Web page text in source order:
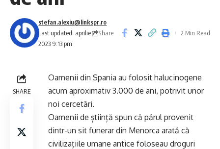
Last updated: aprilie 7,
2023 9:13 pm
stefan.alexiu@linkspr.ro
Share
2 Min Read
SHARE
Oamenii din Spania au folosit halucinogene
acum aproximativ 3.000 de ani, potrivit unor
noi cercetări.
Oamenii de știință spun că părul provenit
dintr-un sit funerar din Menorca arată că
civilizațiile umane antice foloseau droguri